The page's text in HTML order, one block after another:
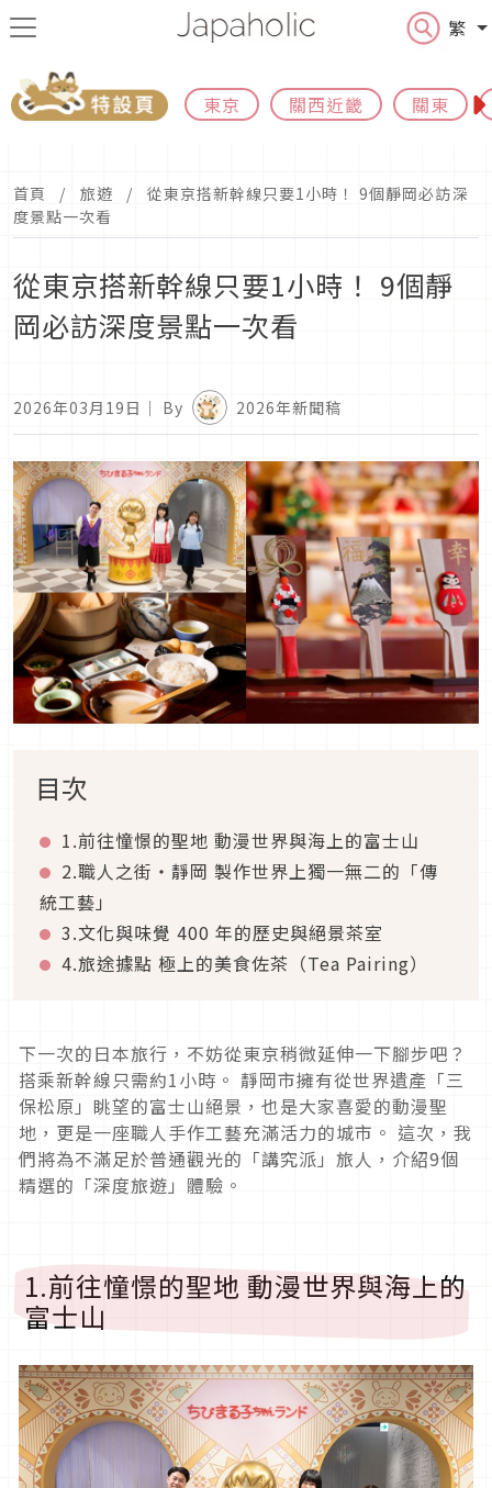
繁
東京 關西近畿 關東
首頁 旅遊
從東京搭新幹線只要1小時！ 9個靜岡必訪深
度景點一次看
從東京搭新幹線只要1小時！ 9個靜
岡必訪深度景點一次看
2026年03月19日 ｜ By 2026年新聞稿
目次
1.前往憧憬的聖地 動漫世界與海上的富士山
2.職人之街・靜岡 製作世界上獨一無二的「傳
統工藝」
3.文化與味覺 400 年的歷史與絕景茶室
4.旅途據點 極上的美食佐茶（Tea Pairing）
下一次的日本旅行，不妨從東京稍微延伸一下腳步吧？
搭乘新幹線只需約1小時。 靜岡市擁有從世界遺產「三
保松原」眺望的富士山絕景，也是大家喜愛的動漫聖
地，更是一座職人手作工藝充滿活力的城市。 這次，我
們將為不滿足於普通觀光的「講究派」旅人，介紹9個
精選的「深度旅遊」體驗。
1.前往憧憬的聖地 動漫世界與海上的
富士山